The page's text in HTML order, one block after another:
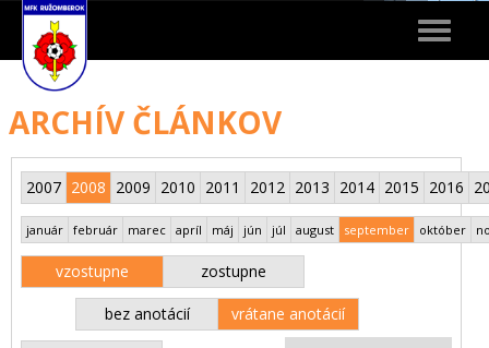
Toggle
ARCHÍV ČLÁNKOV
2007 2008 2009 2010 2011 2012 2013 2014 2015 2016
január február marec apríl máj jún júl august september október
vzostupne zostupne
bez anotácií vrátane anotácií